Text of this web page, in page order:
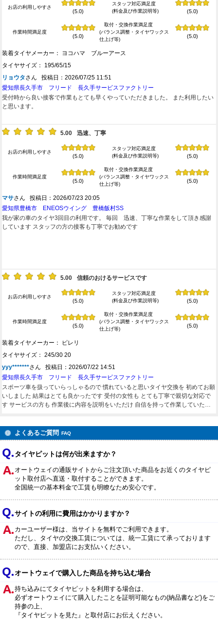
お店の利用しやすさ
(5.0)
スタッフ対応満足度
(料金及び作業説明等)
(5.0)
作業時間満足度
(5.0)
取付・交換作業満足度
(バランス調整・タイヤワックス
仕上げ等)
(5.0)
装着タイヤメーカー： ヨコハマ ブルーアース
タイヤサイズ： 195/65/15
リョウタさん 投稿日：2026/07/25 11:51
愛知県長久手市 フリード 長久手サービスファクトリー
受付時から良い接客で作業もとても早くやっていただきました。 また利用したい
と思います。
5.00 迅速、丁寧
お店の利用しやすさ
(5.0)
スタッフ対応満足度
(料金及び作業説明等)
(5.0)
作業時間満足度
(5.0)
取付・交換作業満足度
(バランス調整・タイヤワックス
仕上げ等)
(5.0)
マサさん 投稿日：2026/07/23 20:05
愛知県豊橋市 ENEOSウイング 豊橋飯村SS
我が家の車のタイヤ3回目の利用です。 毎回 迅速、丁寧な作業をして頂き感謝
しています スタッフの方の接客も丁寧でお勧めです
5.00 信頼のおけるサービスです
お店の利用しやすさ
(5.0)
スタッフ対応満足度
(料金及び作業説明等)
(5.0)
作業時間満足度
(5.0)
取付・交換作業満足度
(バランス調整・タイヤワックス
仕上げ等)
(5.0)
装着タイヤメーカー： ピレリ
タイヤサイズ： 245/30 20
yyy*******さん 投稿日：2026/07/22 14:51
愛知県長久手市 フリード 長久手サービスファクトリー
スポーツ車を扱っていらっしゃるので 慣れていると思いタイヤ交換を 初めてお願
いしました 結果はとても良かったです 受付の女性も とても丁寧で親切な対応で
す サービスの方も 作業後に内容を説明をいただけ 自信を持って作業していただ
よくあるご質問 FAQ
タイヤピットは何が出来ますか？
オートウェイの通販サイトからご注文頂いた商品をお近くのタイヤピ
ット取付店へ直送・取付することができます。
全国統一の基本料金で工賃も明瞭なため安心です。
サイトの利用に費用はかかりますか？
カーユーザー様は、当サイトを無料でご利用できます。
ただし、タイヤの交換工賃については、統一工賃にて承っております
ので、直接、加盟店にお支払いください。
オートウェイで購入した商品を持ち込む場合
持ち込みにてタイヤピットを利用する場合は、
必ずオートウェイにて購入したことを証明可能なもの(納品書など)をご
持参の上、
『タイヤピットを見た』と取付店にお伝えください。